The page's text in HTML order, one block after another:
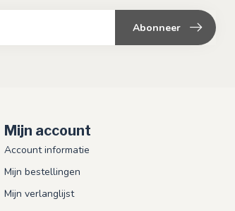
Abonneer
Mijn account
Account informatie
Mijn bestellingen
Mijn verlanglijst